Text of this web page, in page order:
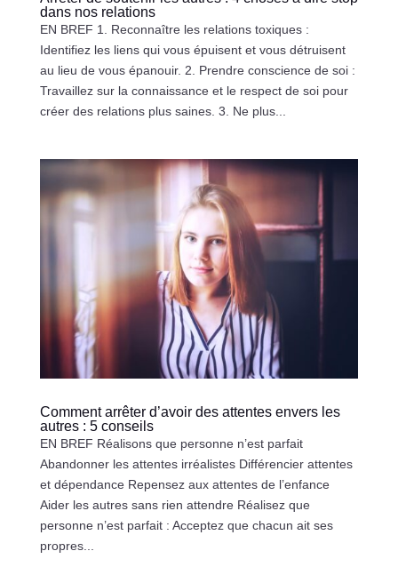
dans nos relations
EN BREF 1. Reconnaître les relations toxiques :
Identifiez les liens qui vous épuisent et vous détruisent
au lieu de vous épanouir. 2. Prendre conscience de soi :
Travaillez sur la connaissance et le respect de soi pour
créer des relations plus saines. 3. Ne plus...
Comment arrêter d’avoir des attentes envers les
autres : 5 conseils
EN BREF Réalisons que personne n’est parfait
Abandonner les attentes irréalistes Différencier attentes
et dépendance Repensez aux attentes de l’enfance
Aider les autres sans rien attendre Réalisez que
personne n’est parfait : Acceptez que chacun ait ses
propres...